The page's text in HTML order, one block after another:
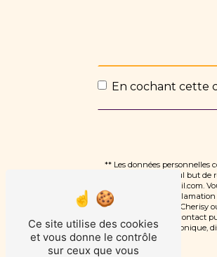
En cochant cette
** Les données personnelles
traitants dans le seul but de
dlauvauxdiet@gmail.com.
d’introduire une réclamation
marsauceux, 28500 Cherisy
période de prise de contact
démarchage téléphonique,
Ce site utilise des cookies
et vous donne le contrôle
sur ceux que vous